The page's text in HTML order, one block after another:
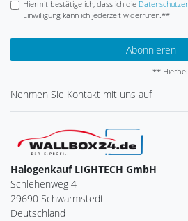
Hiermit bestätige ich, dass ich die
Einwilligung kann ich jederzeit widerrufen.**
Abonnieren
** Hierbei
Nehmen Sie Kontakt mit uns auf
Halogenkauf LIGHTECH GmbH
Schlehenweg 4
29690 Schwarmstedt
Deutschland